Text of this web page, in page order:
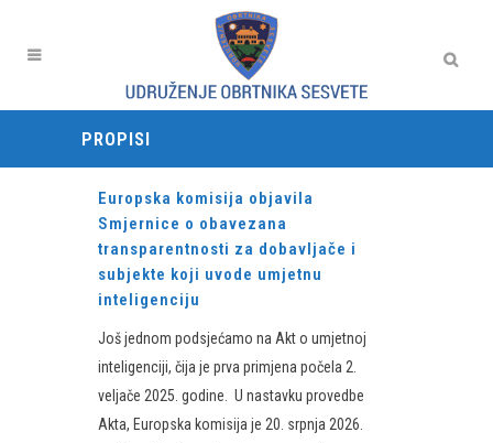
PROPISI
Europska komisija objavila
Smjernice o obavezana
transparentnosti za dobavljače i
subjekte koji uvode umjetnu
inteligenciju
Još jednom podsjećamo na Akt o umjetnoj
inteligenciji, čija je prva primjena počela 2.
veljače 2025. godine. U nastavku provedbe
Akta, Europska komisija je 20. srpnja 2026.